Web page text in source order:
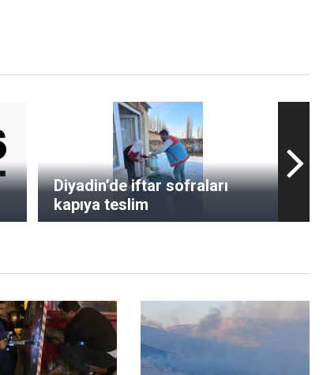
Diyadin’de iftar sofraları
kapıya teslim